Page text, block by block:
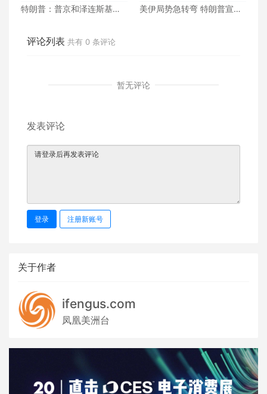
特朗普：普京和泽连斯基都
美伊局势急转弯 特朗普宣布
评论列表 共有 0 条评论
暂无评论
发表评论
登录 注册新账号
关于作者
ifengus.com
凤凰美洲台